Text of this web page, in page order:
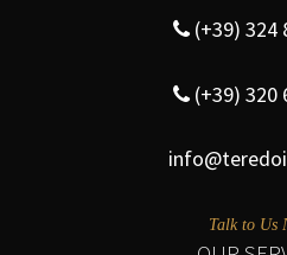
(+39) 324
(+39) 320
Talk to Us